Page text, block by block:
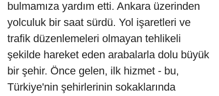
bulmamıza yardım etti. Ankara üzerinden
yolculuk bir saat sürdü. Yol işaretleri ve
trafik düzenlemeleri olmayan tehlikeli
şekilde hareket eden arabalarla dolu büyük
bir şehir. Önce gelen, ilk hizmet - bu,
Türkiye'nin şehirlerinin sokaklarında